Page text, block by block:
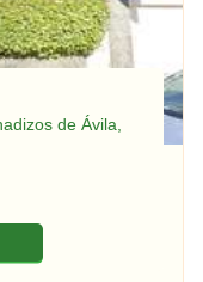
de Ávila,